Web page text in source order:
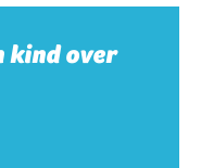
kind over